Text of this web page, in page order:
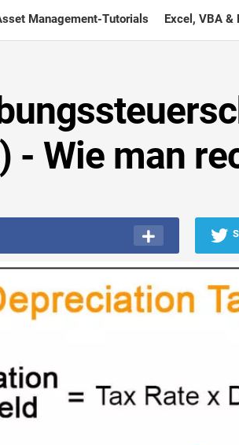
Management-Tutorials Excel, VBA &
- Wie man